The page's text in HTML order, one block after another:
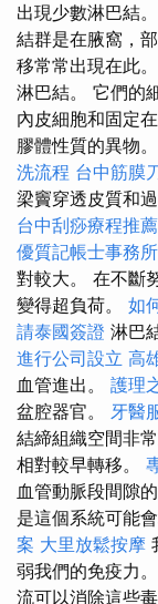
出現少數淋巴結。
結群是在腋窩，
移常常出現在此。
淋巴結。 它們的
內皮細胞和固定
膠體性質的異物。
洗流程 台中筋膜
梁竇穿透皮質和
台中刮痧療程推薦
優質記帳士事務
對較大。 在不斷
變得超負荷。 如
請泰國簽證 淋巴
進行公司設立 高
血管進出。 護理
盆腔器官。 牙醫
結締組織空間非
相對較早轉移。
血管動脈段間隙
是這個系統可能
案 大里放鬆按摩
弱我們的免疫力。
流可以消除這些